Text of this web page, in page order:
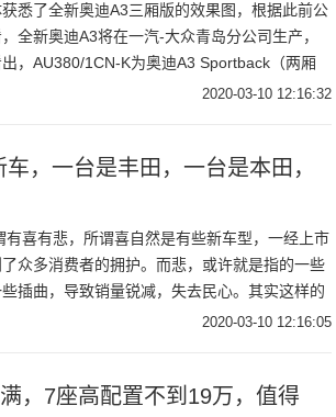
悉了全新奥迪A3三厢版的效果图，根据此前公
全新奥迪A3将在一汽-大众青岛分公司生产，
，AU380/1CN-K为奥迪A3 Sportback（两厢
为奥迪A3 Limousine（三厢版）。而代号
2020-03-10 12:16:32
，一台是丰田，一台是本田，
有喜有悲，所谓喜自然是有些新车型，一经上市
众多消费者的拥护。而悲，或许就是指的一些
插曲，导致销量锐减，失去民心。其实这样的
年比较"悲"的车型，大众帕萨特无疑是首当其
不久，但是销量和口碑非常出色，关键其中还
2020-03-10 12:16:05
，7座高配置不到19万，值得